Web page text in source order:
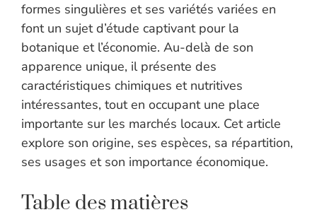
formes singulières et ses variétés variées en
font un sujet d’étude captivant pour la
botanique et l’économie. Au-delà de son
apparence unique, il présente des
caractéristiques chimiques et nutritives
intéressantes, tout en occupant une place
importante sur les marchés locaux. Cet article
explore son origine, ses espèces, sa répartition,
ses usages et son importance économique.
Table des matières